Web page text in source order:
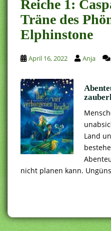
e
n
t
Reiche 1:
Träne des
Elphinstone
April 16, 2022 Anja
Land
nicht planen kann.